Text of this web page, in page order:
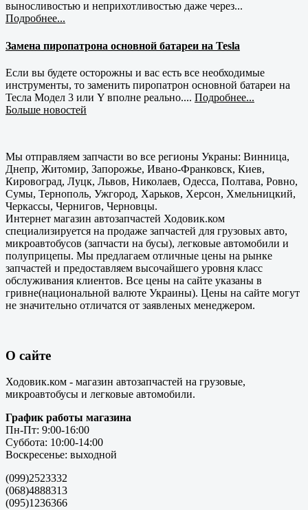
выносливостью и неприхотливостью даже через...
Подробнее...
Замена пиропатрона основной батареи на Tesla
Если вы будете осторожны и вас есть все необходимые
инструменты, то заменить пиропатрон основной батареи на
Тесла Модел 3 или Y вполне реально.... Подробнее...
Больше новостей
Мы отправляем запчасти во все регионы Украны: Винница,
Днепр, Житомир, Запорожье, Ивано-Франковск, Киев,
Кировоград, Луцк, Львов, Николаев, Одесса, Полтава, Ровно,
Сумы, Тернополь, Ужгород, Харьков, Херсон, Хмельницкий,
Черкассы, Чернигов, Черновцы.
Интернет магазин автозапчастей Ходовик.ком
специализируется на продаже запчастей для грузовых авто,
микроавтобусов (запчасти на бусы), легковые автомобили и
полуприцепы. Мы предлагаем отличные цены на рынке
запчастей и предоставляем высочайшего уровня класс
обслуживания клиентов. Все цены на сайте указаны в
гривне(национальной валюте Украины). Цены на сайте могут
не значительно отличатся от заявленых менеджером.
О сайте
Ходовик.ком - магазин автозапчастей на грузовые,
микроавтобусы и легковые автомобили.
График работы магазина
Пн-Пт: 9:00-16:00
Суббота: 10:00-14:00
Воскресенье: выходной
(099)2523332
(068)4888313
(095)1236366